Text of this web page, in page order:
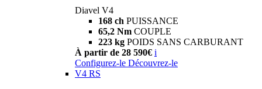
Diavel V4
168 ch PUISSANCE
65,2 Nm COUPLE
223 kg POIDS SANS CARBURANT
À partir de 28 590€ i
Configurez-le Découvrez-le
V4 RS